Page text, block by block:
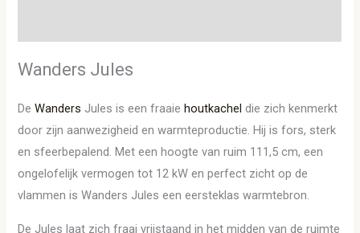
Wanders Jules
DeWanders Jules is een fraaiehoutkachel die zich kenmerkt
door zijn aanwezigheid en warmteproductie. Hij is fors, sterk
en sfeerbepalend. Met een hoogte van ruim 111,5 cm, een
ongelofelijk vermogen tot 12 kW en perfect zicht op de
vlammen is Wanders Jules een eersteklas warmtebron.
De Jules laat zich fraai vrijstaand in het midden van de ruimte